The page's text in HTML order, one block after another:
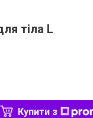
тіла L
Купити з